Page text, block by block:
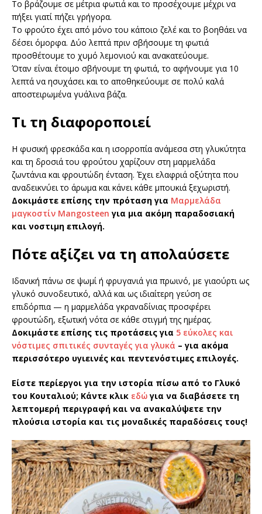
Το βράζουμε σε μέτρια φωτιά και το προσέχουμε μέχρι να
πήξει γιατί πήζει γρήγορα.
Το φρούτο έχει από μόνο του κάποιο ζελέ και το βοηθάει να
δέσει όμορφα. Δύο λεπτά πριν σβήσουμε τη φωτιά
προσθέτουμε το χυμό λεμονιού και ανακατεύουμε.
Όταν είναι έτοιμο σβήνουμε τη φωτιά, το αφήνουμε για 10
λεπτά να ησυχάσει και το αποθηκεύουμε σε πολύ καλά
αποστειρωμένα γυάλινα βάζα.
Τι τη διαφοροποιεί
Η φυσική φρεσκάδα και η ισορροπία ανάμεσα στη γλυκύτητα
και τη δροσιά του φρούτου χαρίζουν στη μαρμελάδα
ζωντάνια και φρουτώδη ένταση. Έχει ελαφριά οξύτητα που
αναδεικνύει το άρωμα και κάνει κάθε μπουκιά ξεχωριστή.
Δοκιμάστε επίσης την πρόταση για Μαρμελάδα
μαγκοστίν Mangosteen για μια ακόμη παραδοσιακή
και νοστιμη επιλογή.
Πότε αξίζει να τη απολαύσετε
Ιδανική πάνω σε ψωμί ή φρυγανιά για πρωινό, με γιαούρτι ως
γλυκό συνοδευτικό, αλλά και ως ιδιαίτερη γεύση σε
επιδόρπια — η μαρμελάδα γκραναδίνιας προσφέρει
φρουτώδη, εξωτική νότα σε κάθε στιγμή της ημέρας.
Δοκιμάστε επίσης τις προτάσεις για 5 εύκολες και
νόστιμες σπιτικές συνταγές για γλυκά – για ακόμα
περισσότερο υγιεινές και πεντενόστιμες επιλογές.
Είστε περίεργοι για την ιστορία πίσω από το Γλυκό
του Κουταλιού; Κάντε κλικ εδώ για να διαβάσετε τη
λεπτομερή περιγραφή και να ανακαλύψετε την
πλούσια ιστορία και τις μοναδικές παραδόσεις τους!